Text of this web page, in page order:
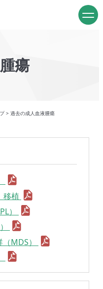
瘍
> 過去の成人血液腫瘍
移植
）
MDS）